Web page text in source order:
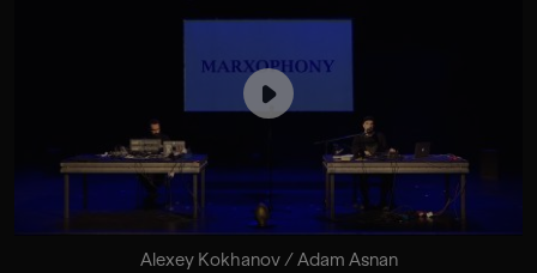
Alexey Kokhanov / Adam Asnan